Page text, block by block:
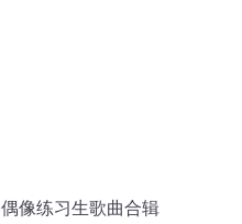
偶像练习生歌曲合辑